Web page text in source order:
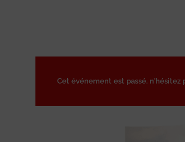
Cet événement est passé,